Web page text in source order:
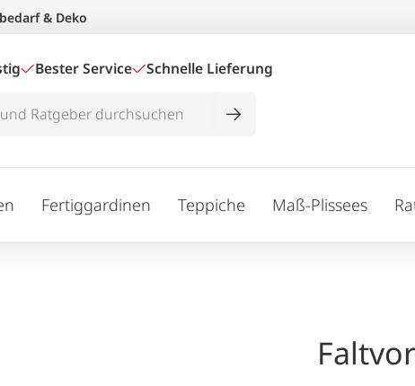
& Deko
Bester Service Schnelle Lieferung
Fertiggardinen Teppiche Maß-Plissees